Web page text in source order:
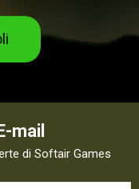
mail
di Softair Games